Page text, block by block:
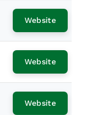
Website
Website
Website